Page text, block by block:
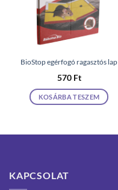
BioStop egérfogó ragasztós lap
570 Ft
KOSÁRBA TESZEM
KAPCSOLAT